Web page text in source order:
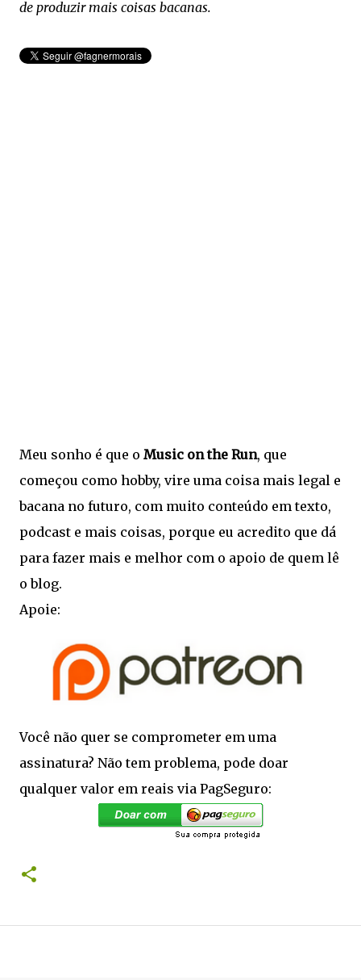
de produzir mais coisas bacanas.
Meu sonho é que o Music on the Run, que
começou como hobby, vire uma coisa mais legal e
bacana no futuro, com muito conteúdo em texto,
podcast e mais coisas, porque eu acredito que dá
para fazer mais e melhor com o apoio de quem lê
o blog.
Apoie:
Você não quer se comprometer em uma
assinatura? Não tem problema, pode doar
qualquer valor em reais via PagSeguro: